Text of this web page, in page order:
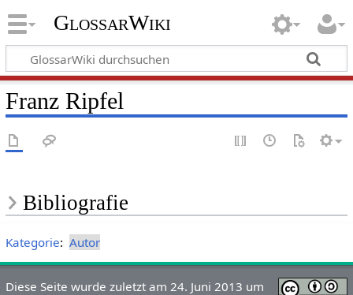
GlossarWiki
Franz Ripfel
Bibliografie
Kategorie: Autor
Diese Seite wurde zuletzt am 24. Juni 2013 um